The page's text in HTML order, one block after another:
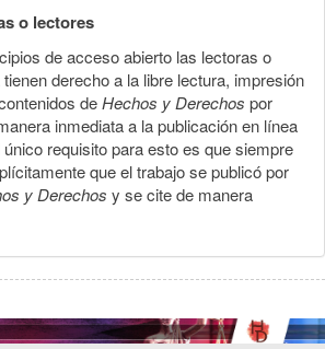
o lectores
de acceso abierto las lectoras o
derecho a la libre lectura, impresión
deHechos y Derechos por
inmediata a la publicación en línea
requisito para esto es que siempre
que el trabajo se publicó por
y Derechos y se cite de manera